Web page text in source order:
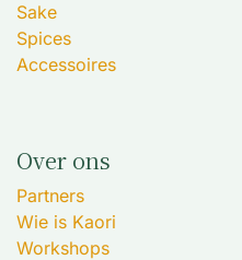
Sake
Spices
Accessoires
Over ons
Partners
Wie is Kaori
Workshops